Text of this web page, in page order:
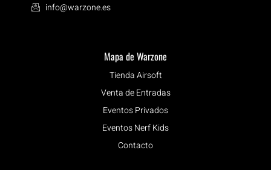
info@warzone.es
Mapa de Warzone
Tienda Airsoft
Venta de Entradas
Eventos Privados
Eventos Nerf Kids
Contacto